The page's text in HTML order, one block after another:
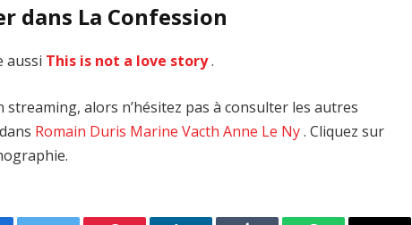
dans La Confession
aussi This is not a love story.
streaming, alors n’hésitez pas à consulter les autres
Romain Duris Marine Vacth Anne Le Ny. Cliquez sur